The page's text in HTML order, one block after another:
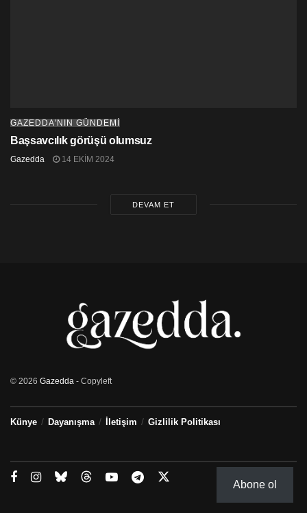
GAZEDDA'NIN GÜNDEMİ
Başsavcılık görüşü olumsuz
Gazedda 14 EKIM 2024
DEVAM ET
© 2026 Gazedda - Copyleft
Künye Dayanışma İletişim Gizlilik Politikası
Abone ol